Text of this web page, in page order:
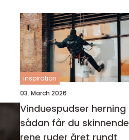
inspiration
03. March 2026
Vinduespudser herning
sådan får du skinnende
rene ruder året rundt